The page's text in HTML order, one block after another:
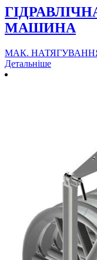
МАШИНА
МАК.
Детальніше